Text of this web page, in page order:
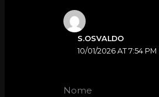
S.OSVALDO
10/01/2026 AT 7:54 PM
Nome